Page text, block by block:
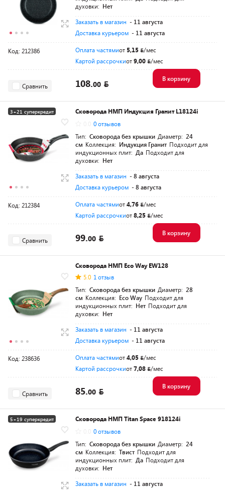
духовки: Нет
Заказать в магазин - 11 августа
Доставка курьером - 11 августа
Код: 212386 Оплата частямиот 5,15
/мес
Картой рассрочкиот9,00 /мес
Сравнить 108.00
В корзину
3+21 суперкредит
Сковорода НМП Индукция Гранит L18124i
0 отзывов
Тип: Сковорода без крышки Диаметр: 24
см Коллекция: Индукция Гранит Подходит для
индукционных плит: Да Подходит для
духовки: Нет
Заказать в магазин - 8 августа
Доставка курьером - 8 августа
Код: 212384 Оплата частямиот4,76
/мес
Картой рассрочкиот8,25 /мес
Сравнить 99.00
В корзину
Сковорода НМП Eco Way EW128
5.0 1 отзыв
Тип: Сковорода без крышки Диаметр: 28
см Коллекция: Eco Way Подходит для
индукционных плит: Нет Подходит для
духовки: Нет
Заказать в магазин - 11 августа
Доставка курьером - 11 августа
Код: 238636 Оплата частямиот4,05
/мес
Картой рассрочкиот7,08 /мес
Сравнить 85.00
В корзину
5+19 суперкредит
Сковорода НМП Titan Space 918124i
0 отзывов
Тип: Сковорода без крышки Диаметр: 24
см Коллекция: Твист Подходит для
индукционных плит: Да Подходит для
духовки: Нет
Заказать в магазин - 11 августа